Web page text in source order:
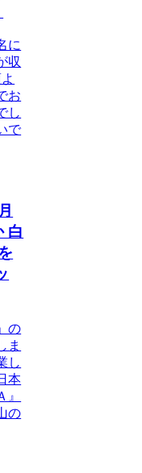
に
収
お
し
で
白
の
ま
し
本
の